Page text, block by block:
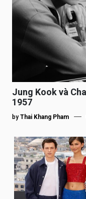
Jung Kook và
1957
by Thai Khang Pham